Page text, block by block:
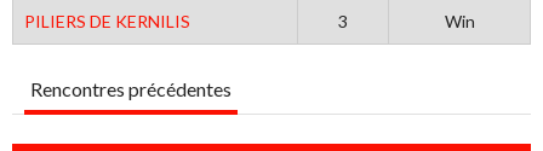
PILIERS DE KERNILIS 3 Win
Rencontres précédentes